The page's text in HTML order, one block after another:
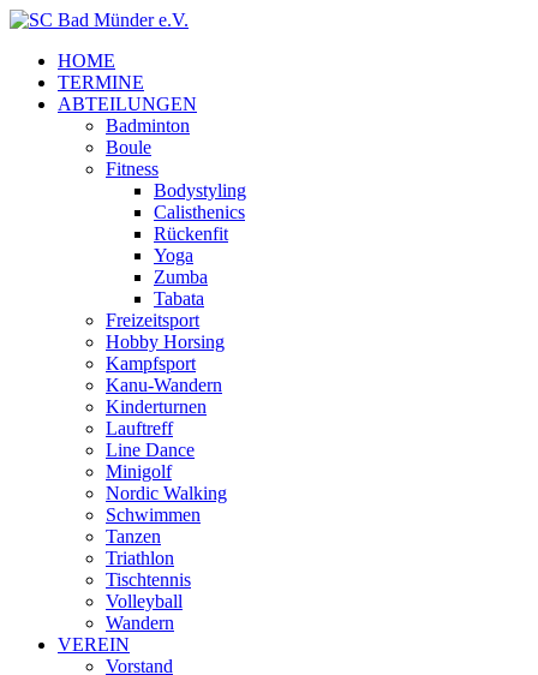
HOME
TERMINE
ABTEILUNGEN
Badminton
Boule
Fitness
Bodystyling
Calisthenics
Rückenfit
Yoga
Zumba
Tabata
Freizeitsport
Hobby Horsing
Kampfsport
Kanu-Wandern
Kinderturnen
Lauftreff
Line Dance
Minigolf
Nordic Walking
Schwimmen
Tanzen
Triathlon
Tischtennis
Volleyball
Wandern
VEREIN
Vorstand